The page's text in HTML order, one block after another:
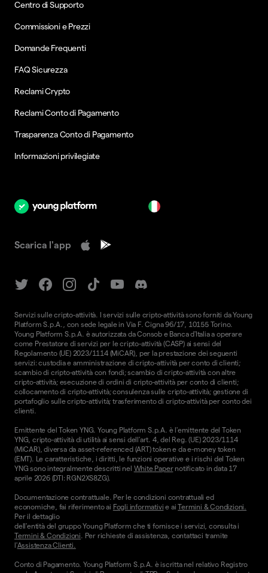
Centro di Supporto
Commissioni e Prezzi
Domande Frequenti
FAQ Sicurezza
Reclami Crypto
Reclami Conto di Pagamento
Trasparenza Conto di Pagamento
Informazioni privilegiate
Scarica l'app
Servizi sulle cripto-attività. I servizi sulle cripto-attività sono forniti da Young
Platform S.p.A., con sede legale in Via F. Cigna 96/17, 10155 Torino.
Young Platform S.p.A. è autorizzata da Consob e Banca d'Italia a operare
come Prestatore di servizi per le cripto-attività (CASP) ai sensi del
Regolamento (UE) 2023/1114 (MiCAR), per la prestazione dei seguenti
servizi: custodia e amministrazione di cripto-attività per conto di clienti;
scambio di cripto-attività con fondi; scambio di cripto-attività con altre
cripto-attività; esecuzione di ordini di cripto-attività per conto di clienti;
collocamento di cripto-attività; consulenza sulle cripto-attività; gestione di
portafoglio sulle cripto-attività; trasferimento di cripto-attività per conto dei
clienti.
Emittente del Token YNG. Young Platform S.p.A. è l'emittente del Token
YNG, cripto-attività di utilità ai sensi dell'art. 4, del Reg. (UE) 2023/1114
(MiCAR), diversa da asset-referenced (ART) token e da e-money token
(EMT). Le caratteristiche, i diritti, le funzioni operative e i rischi del Token
YNG sono integralmente descritti nel White Papernotificato in data 17
aprile 2026 (DTI: RGN2XS8ZG).
Documentazione contrattuale. Per le condizioni contrattuali ed
economiche, fai riferimento ai Fogli informativi e aiTermini & Condizioni.
Per il dettaglio
dell'entità del gruppo Young Platform che ti fornisce i servizi, consulta i
Termini & Condizioni . Per richieste di assistenza, contattaci tramite
l'Assistenza Clienti.
Conto di Pagamento. Young Platform S.p.A. è iscritta nel relativo Registro